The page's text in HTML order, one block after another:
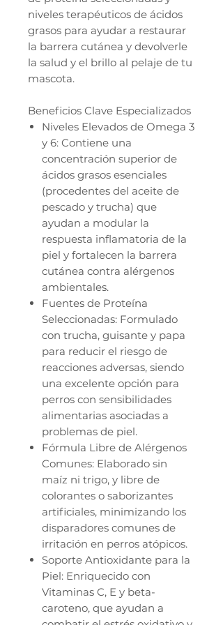
niveles terapéuticos de ácidos
grasos para ayudar a restaurar
la barrera cutánea y devolverle
la salud y el brillo al pelaje de tu
mascota.
Beneficios Clave Especializados
Niveles Elevados de Omega 3
y 6: Contiene una
concentración superior de
ácidos grasos esenciales
(procedentes del aceite de
pescado y trucha) que
ayudan a modular la
respuesta inflamatoria de la
piel y fortalecen la barrera
cutánea contra alérgenos
ambientales.
Fuentes de Proteína
Seleccionadas: Formulado
con trucha, guisante y papa
para reducir el riesgo de
reacciones adversas, siendo
una excelente opción para
perros con sensibilidades
alimentarias asociadas a
problemas de piel.
Fórmula Libre de Alérgenos
Comunes: Elaborado sin
maíz ni trigo, y libre de
colorantes o saborizantes
artificiales, minimizando los
disparadores comunes de
irritación en perros atópicos.
Soporte Antioxidante para la
Piel: Enriquecido con
Vitaminas C, E y beta-
caroteno, que ayudan a